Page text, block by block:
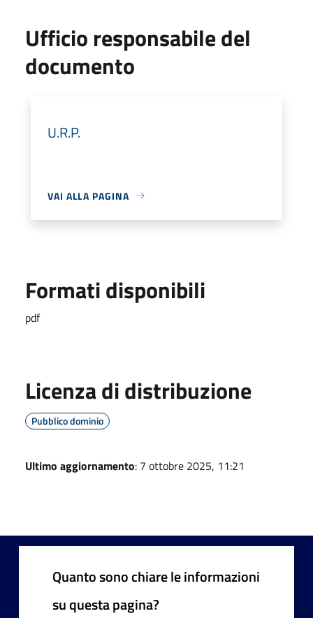
Ufficio responsabile del
documento
U.R.P.
VAI ALLA PAGINA
Formati disponibili
pdf
Licenza di distribuzione
Pubblico dominio
Ultimo aggiornamento: 7 ottobre 2025, 11:21
Quanto sono chiare le informazioni
su questa pagina?